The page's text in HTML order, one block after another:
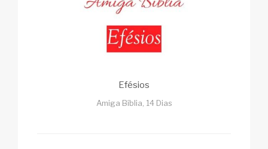
Efésios
Amiga Bíblia, 14 Dias